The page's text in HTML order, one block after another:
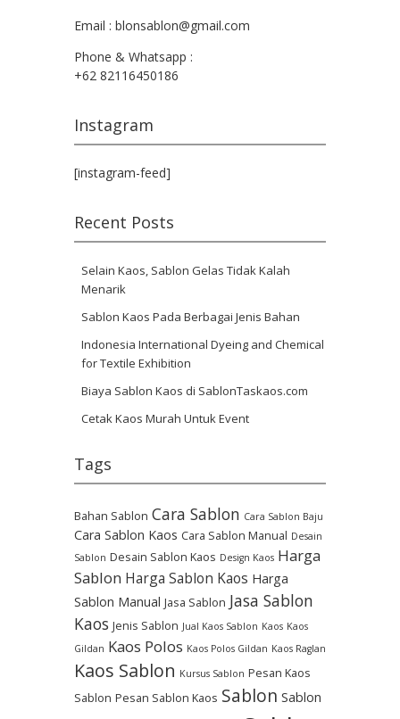
Email : blonsablon@gmail.com
Phone & Whatsapp :
+62 82116450186
Instagram
[instagram-feed]
Recent Posts
Selain Kaos, Sablon Gelas Tidak Kalah
Menarik
Sablon Kaos Pada Berbagai Jenis Bahan
Indonesia International Dyeing and Chemical
for Textile Exhibition
Biaya Sablon Kaos di SablonTaskaos.com
Cetak Kaos Murah Untuk Event
Tags
Bahan Sablon Cara Sablon Cara Sablon Baju
Cara Sablon Kaos Cara Sablon Manual Desain
Sablon Desain Sablon Kaos Design Kaos Harga
Sablon Harga Sablon Kaos Harga
Sablon Manual Jasa Sablon Jasa Sablon
Kaos Jenis Sablon Jual Kaos Sablon Kaos Kaos
Gildan Kaos Polos Kaos Polos Gildan Kaos Raglan
Kaos Sablon Kursus Sablon Pesan Kaos
Sablon Pesan Sablon Kaos Sablon Sablon